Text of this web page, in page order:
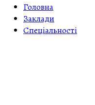
Головна
Заклади
Спеціальності